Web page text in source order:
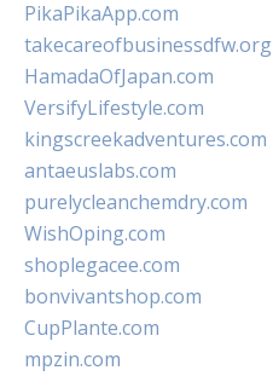
PikaPikaApp.com
takecareofbusinessdfw.org
HamadaOfJapan.com
VersifyLifestyle.com
kingscreekadventures.com
antaeuslabs.com
purelycleanchemdry.com
WishOping.com
shoplegacee.com
bonvivantshop.com
CupPlante.com
mpzin.com